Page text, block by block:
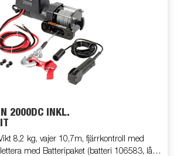
2000DC INKL.
8,2 kg, vajer 10,7m, fjärrkontroll med
med Batteripaket (batteri 106583, låda